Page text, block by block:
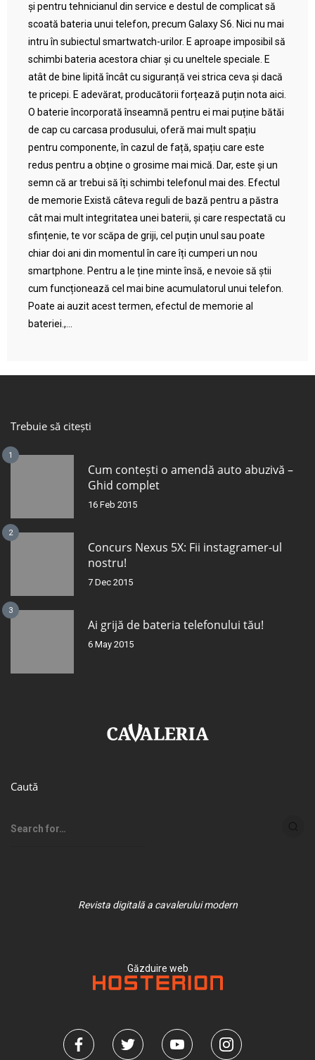
și pentru tehnicianul din service e destul de complicat să
scoată bateria unui telefon, precum Galaxy S6. Nici nu mai
intru în subiectul smartwatch-urilor. E aproape imposibil să
schimbi bateria acestora chiar și cu uneltele speciale. E
atât de bine lipită încât cu siguranță vei strica ceva și dacă
te pricepi. E adevărat, producătorii forțează puțin nota aici.
O baterie încorporată înseamnă pentru ei mai puține bătăi
de cap cu carcasa produsului, oferă mai mult spațiu
pentru componente, în cazul de față, spațiu care este
redus pentru a obține o grosime mai mică. Dar, este și un
semn că ar trebui să îți schimbi telefonul mai des. Efectul
de memorie Există câteva reguli de bază pentru a păstra
cât mai mult integritatea unei baterii, și care respectată cu
sfințenie, te vor scăpa de griji, cel puțin unul sau poate
chiar doi ani din momentul în care îți cumperi un nou
smartphone. Pentru a le ține minte însă, e nevoie să știi
cum funcționează cel mai bine acumulatorul unui telefon.
Poate ai auzit acest termen, efectul de memorie al
bateriei.,...
Trebuie să citești
1
Cum contești o amendă auto abuzivă –
Ghid complet
16 Feb 2015
2
Concurs Nexus 5X: Fii instagramer-ul
nostru!
7 Dec 2015
3
Ai grijă de bateria telefonului tău!
6 May 2015
Caută
Revista digitală a cavalerului modern
Găzduire web